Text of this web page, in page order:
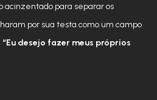
acinzentado para separar os
por sua testa como um campo
“Eu desejo fazer meus próprios